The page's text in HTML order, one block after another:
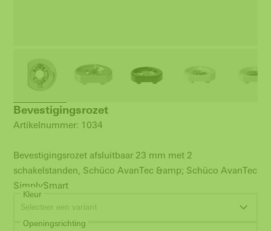
Bevestigingsrozet
Artikelnummer: 1034
Bevestigingsrozet afsluitbaar 23 mm met 2
schakelstanden, Schüco AvanTec &amp; Schüco AvanTec
SimplySmart
Kleur
Selecteer een variant
Openingsrichting